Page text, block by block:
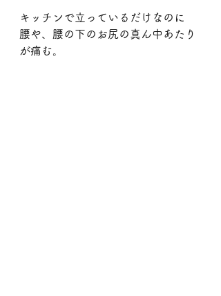
キッチンで立っているだけなのに
腰や、腰の下のお尻の真ん中あたり
が痛む。